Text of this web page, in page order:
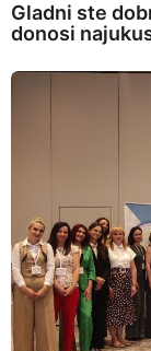
Gladni ste
donosi